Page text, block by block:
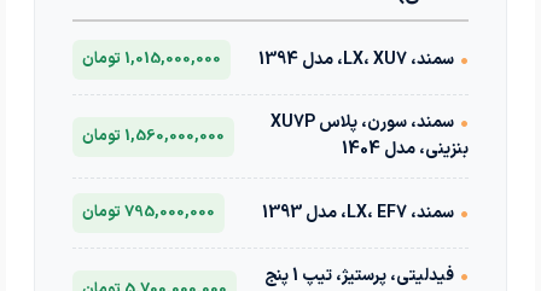
• سمند، LX، XU7، مدل 1394 1,015,000,000 تومان
•
سمند، سورن، پلاس XU7P
بنزینی، مدل 1404
1,560,000,000 تومان
• سمند، LX، EF7، مدل 1393 795,000,000 تومان
•
فیدلیتی، پرستیژ، تیپ 1 پنج